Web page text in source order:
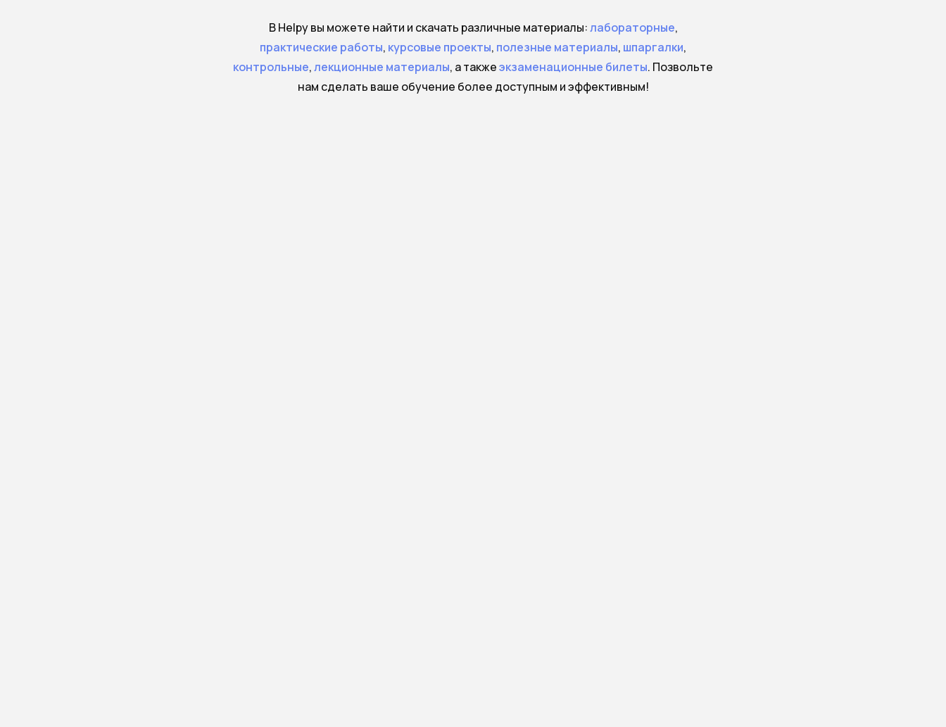
В Helpy вы можете найти и скачать различные материалы:лабораторные,
практические работы, курсовые проекты, полезные материалы, шпаргалки,
контрольные,лекционные материалы, а такжеэкзаменационные билеты. Позвольте
нам сделать ваше обучение более доступным и эффективным!